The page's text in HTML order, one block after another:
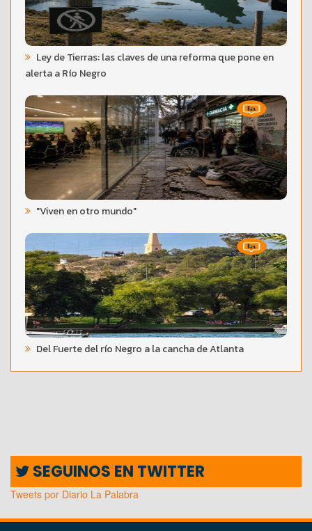
Ley de Tierras: las claves de una reforma que pone en
alerta a Río Negro
"Viven en otro mundo"
Del Fuerte del río Negro a la cancha de Atlanta
SEGUINOS EN TWITTER
Tweets por Diario La Palabra